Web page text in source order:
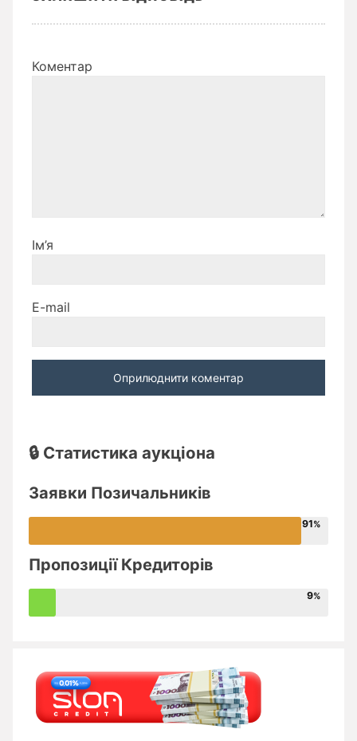
Коментар
Ім’я
E-mail
🔒 Статистика аукціона
Заявки Позичальників
91
Пропозиції Кредиторів
9